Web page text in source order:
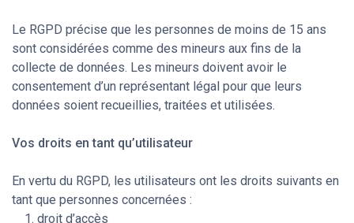
Le RGPD précise que les personnes de moins de 15 ans
sont considérées comme des mineurs aux fins de la
collecte de données. Les mineurs doivent avoir le
consentement d’un représentant légal pour que leurs
données soient recueillies, traitées et utilisées.
Vos droits en tant qu’utilisateur
En vertu du RGPD, les utilisateurs ont les droits suivants en
tant que personnes concernées :
droit d’accès